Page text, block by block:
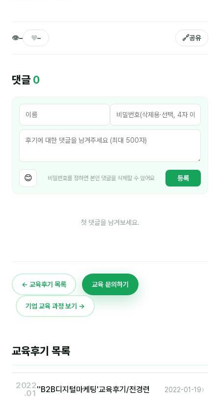
Maria
박혜랑
안정미
오미영
윤석현
이상미
전승빈
정일영
최지혜
👁– ♥– 🔗공유
댓글 0
😊 비밀번호를 정하면 본인 댓글을 삭제할 수 있어요 등록
첫 댓글을 남겨보세요.
← 교육후기 목록 교육 문의하기
기업 교육 과정 보기 →
교육후기 목록
2022
.01 ''B2B디지털마케팅'교육후기/전경련 2022-01-19›